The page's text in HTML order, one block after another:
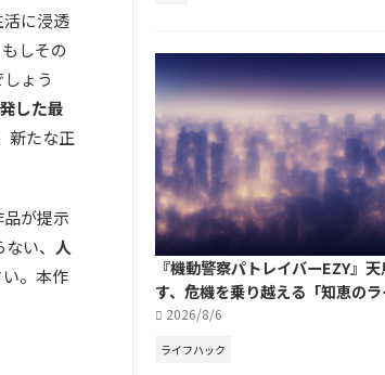
に浸透
しその
ょう
した最
新たな正
が提示
い、 人
。本作
『機動警察パトレイバーEZY』
す、危機を乗り越える「知恵のラ
2026/8/6
ライフハック